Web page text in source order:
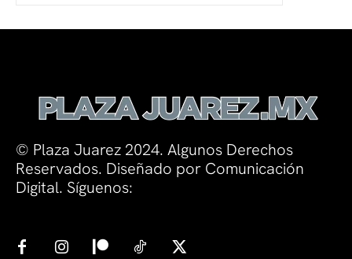
© Plaza Juarez 2024. Algunos Derechos
Reservados. Diseñado por Comunicación
Digital. Síguenos: